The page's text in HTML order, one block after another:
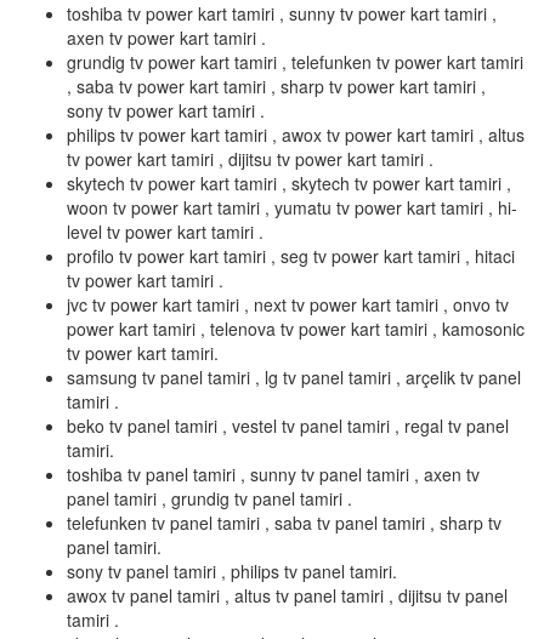
toshiba tv power kart tamiri , sunny tv power kart tamiri ,
axen tv power kart tamiri .
grundig tv power kart tamiri , telefunken tv power kart tamiri
, saba tv power kart tamiri , sharp tv power kart tamiri ,
sony tv power kart tamiri .
philips tv power kart tamiri , awox tv power kart tamiri , altus
tv power kart tamiri , dijitsu tv power kart tamiri .
skytech tv power kart tamiri , skytech tv power kart tamiri ,
woon tv power kart tamiri , yumatu tv power kart tamiri , hi-
level tv power kart tamiri .
profilo tv power kart tamiri , seg tv power kart tamiri , hitaci
tv power kart tamiri .
jvc tv power kart tamiri , next tv power kart tamiri , onvo tv
power kart tamiri , telenova tv power kart tamiri , kamosonic
tv power kart tamiri.
samsung tv panel tamiri , lg tv panel tamiri , arçelik tv panel
tamiri .
beko tv panel tamiri , vestel tv panel tamiri , regal tv panel
tamiri.
toshiba tv panel tamiri , sunny tv panel tamiri , axen tv
panel tamiri , grundig tv panel tamiri .
telefunken tv panel tamiri , saba tv panel tamiri , sharp tv
panel tamiri.
sony tv panel tamiri , philips tv panel tamiri.
awox tv panel tamiri , altus tv panel tamiri , dijitsu tv panel
tamiri .